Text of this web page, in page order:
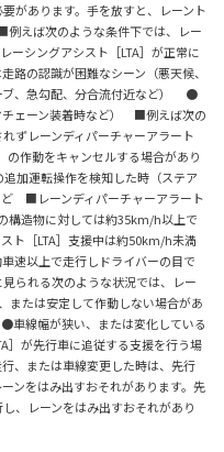
があります。手を放すと、レーント
えば次のような条件下では、レー
ーシングアシスト［LTA］が正常に
の認識が困難なシーン（悪天候、
ブ、急勾配、分合流付近など） ●
チェーン装着時など） ■例えば次の
ずレーンディパーチャーアラート
の作動をキャンセルする場合があり
運転操作を検知した時（ステア
■レーンディパーチャーアラート
構造物に対しては約35km/h以上で
ト［LTA］支援中は約50km/h未満
速以上で走行しドライバーの目で
られる次のような状況では、レー
または安定して作動しない場合があ
線幅が狭い、または変化している
が先行車に追従する支援を行う場
、または車線変更した時は、先行
ンをはみ出すおそれがあります。先
、レーンをはみ出すおそれがあり